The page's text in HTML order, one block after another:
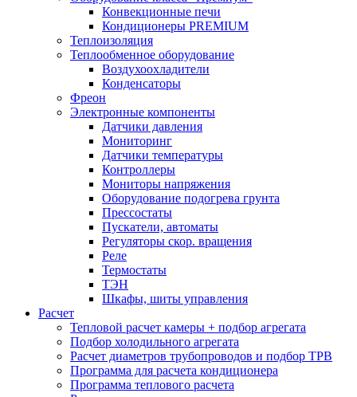
Конвекционные печи
Кондиционеры PREMIUM
Теплоизоляция
Теплообменное оборудование
Воздухоохладители
Конденсаторы
Фреон
Электронные компоненты
Датчики давления
Мониторинг
Датчики температуры
Контроллеры
Мониторы напряжения
Оборудование подогрева грунта
Прессостаты
Пускатели, автоматы
Регуляторы скор. вращения
Реле
Термостаты
ТЭН
Шкафы, шиты управления
Расчет
Тепловой расчет камеры + подбор агрегата
Подбор холодильного агрегата
Расчет диаметров трубопроводов и подбор ТРВ
Программа для расчета кондиционера
Программа теплового расчета